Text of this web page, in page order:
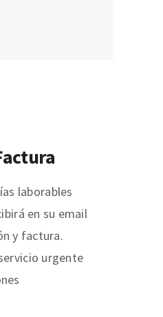
laborables
en su email
y factura.
urgente